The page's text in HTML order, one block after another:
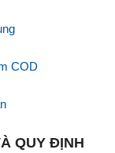
COD
QUY ĐỊNH